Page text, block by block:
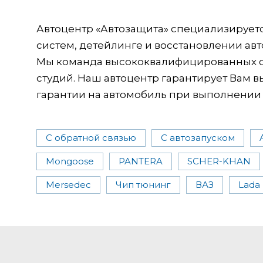
Автоцентр «Автозащита»
систем, детейлинге и восстановлении
Мы команда высококвалифицированных
студий. Наш автоцентр гарантирует Вам
гарантии на автомобиль при выполнении
С обратной связью С автозапуском
Mongoose PANTERA SCHER-KHAN
Mersedec Чип тюнинг ВАЗ Lada